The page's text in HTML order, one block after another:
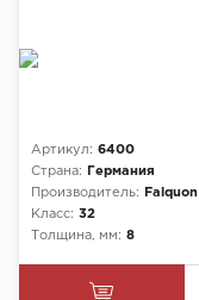
Артикул: 6400
Страна:
Германия
Производитель:
Falquon
Класс: 32
Толщина, мм: 8